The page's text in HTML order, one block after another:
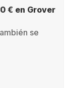
€ en Grover
se